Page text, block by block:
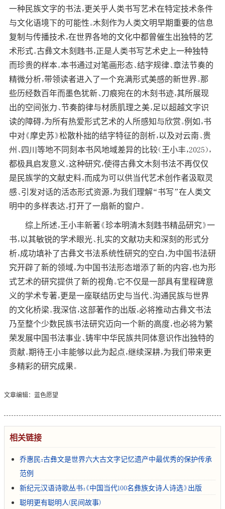
一种民族文字的书法，更关乎人类书写艺术在特定技术条件
与文化语境下的可能性。木刻作为人类文明早期重要的信息
复制与传播技术，在世界各地的文化中都曾催生出独特的艺
术形式。古彝文木刻韪书，正是人类书写艺术史上一种独特
而珍贵的样本。本书通过对笔画形态、结字规律、章法节奏的
精微分析，带领读者进入了一个充满形式美感的新世界。那
些历经数百年而墨色犹新、刀痕宛在的木刻书迹，其所展现
出的空间张力、节奏韵律与材质肌理之美，足以超越文字识
读的障碍，为所有热爱形式艺术的人所感知与欣赏。例如，书
中对《摩史苏》松散朴拙的结字特征的剖析，以及对云南、贵
州、四川等地不同刻本书风地域差异的比较（王小丰，2025），
都极具启发意义。这种研究，使得古彝文木刻书法不再仅仅
是民族学的文献史料，而成为可以供当代艺术创作者汲取灵
感、引发对话的活态形式资源，为我们理解“书写”在人类文
明中的多样表达，打开了一扇新的窗户。
综上所述，王小丰新著《珍本明清木刻韪书精品研究》一
书，以其敏锐的学术眼光、扎实的文献功夫和深刻的形式分
析，成功填补了古彝文书法系统性研究的空白，为中国书法研
究开辟了新的领域，为中国书法形态增添了新的内容，也为形
式艺术的研究提供了新的视角。它不仅是一部具有里程碑意
义的学术专著，更是一座联结历史与当代、沟通民族与世界
的文化桥梁。我深信，这部著作的出版，必将推动古彝文书法
乃至整个少数民族书法研究迈向一个新的高度，也必将为繁
荣发展中国书法事业、铸牢中华民族共同体意识作出独特的
贡献。期待王小丰能够以此为起点，继续深耕，为我们带来更
多精彩的研究成果。
文章编辑：蓝色愿望
相关链接
​乔惠民：古彝文是世界六大古文字记忆遗产中最优秀的保护传承
范例
新纪元汉语诗歌丛书：《中国当代100名彝族女诗人诗选》出版
聪明更有聪明人(民间故事)